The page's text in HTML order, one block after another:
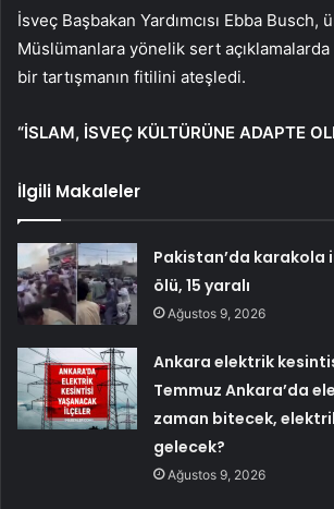
İsveç Başbakan Yardımcısı Ebba Busch,
Müslümanlara yönelik sert
bir tartışmanın fitilini ateşledi.
“İSLAM, İSVEÇ KÜLTÜRÜNE ADAPTE
İlgili Makaleler
Pakistan’da karakola
ölü, 15 yaralı
Ağustos 9, 2026
Ankara elektrik
Temmuz Ankara’da
zaman bitecek,
gelecek?
Ağustos 9, 2026